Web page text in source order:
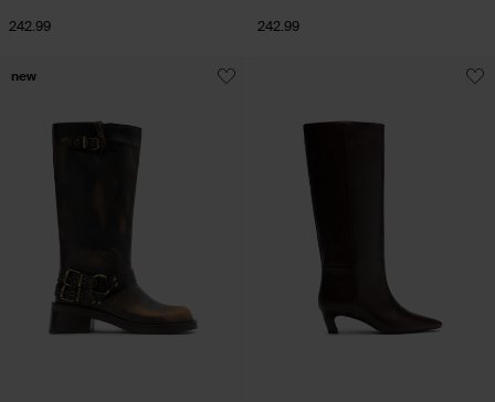
242.99 242.99
new